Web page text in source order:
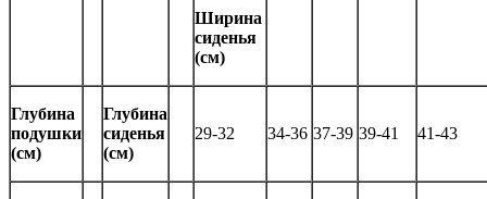
Ширина
сиденья
(см)
Глубина
подушки
(см)
Глубина
сиденья
(см)
29-32 34-36 37-39 39-41 41-43